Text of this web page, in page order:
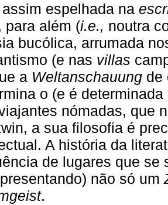
espelhada na
para além (i.e., noutra
bucólica, arrumada
(e nas villas
a Weltanschauung de
o (e é
nómadas, que
a sua filosofia é
A história da
de lugares que se
não só um
.